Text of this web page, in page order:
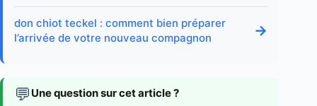
don chiot teckel : comment bien préparer
l’arrivée de votre nouveau compagnon
→
💬 Une question sur cet article ?